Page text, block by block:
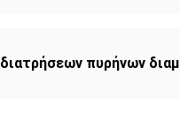
πυρήνων